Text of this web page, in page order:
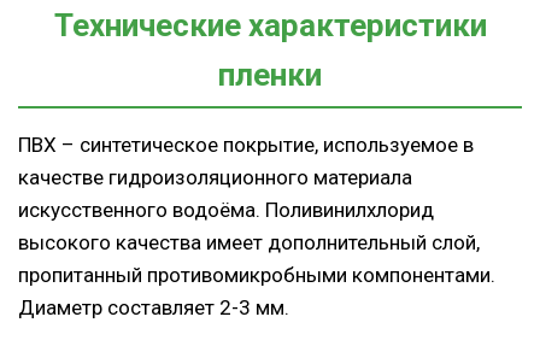
Технические характеристики
пленки
ПВХ – синтетическое покрытие, используемое в
качестве гидроизоляционного материала
искусственного водоёма. Поливинилхлорид
высокого качества имеет дополнительный слой,
пропитанный противомикробными компонентами.
Диаметр составляет 2-3 мм.